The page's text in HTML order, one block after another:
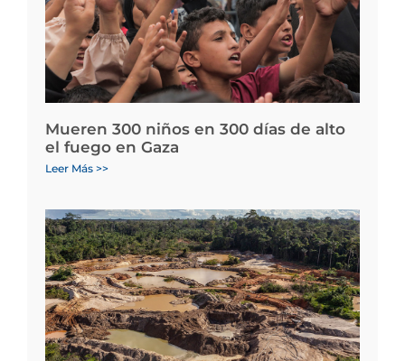
Mueren 300 niños en 300 días de alto
el fuego en Gaza
Leer Más >>